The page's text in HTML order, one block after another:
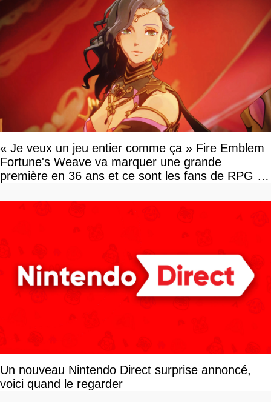
« Je veux un jeu entier comme ça » Fire Emblem
Fortune's Weave va marquer une grande
première en 36 ans et ce sont les fans de RPG en
Un nouveau Nintendo Direct surprise annoncé,
voici quand le regarder